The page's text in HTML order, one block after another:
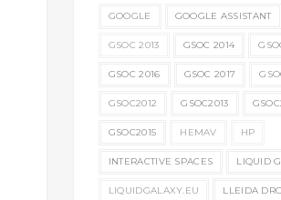
GOOGLE GOOGLE ASSISTANT
GSOC 2013 GSOC 2014
GSOC 2016 GSOC 2017
GSOC2012 GSOC2013
GSOC2015 HEMAV HP
INTERACTIVE SPACES LIQUID
LIQUIDGALAXY.EU LLEIDA